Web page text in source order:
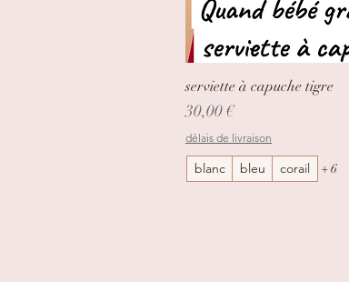
Aperçu rapide
serviette à capuche tigre
Prix
30,00 €
délais de livraison
blanc bleu corail + 6